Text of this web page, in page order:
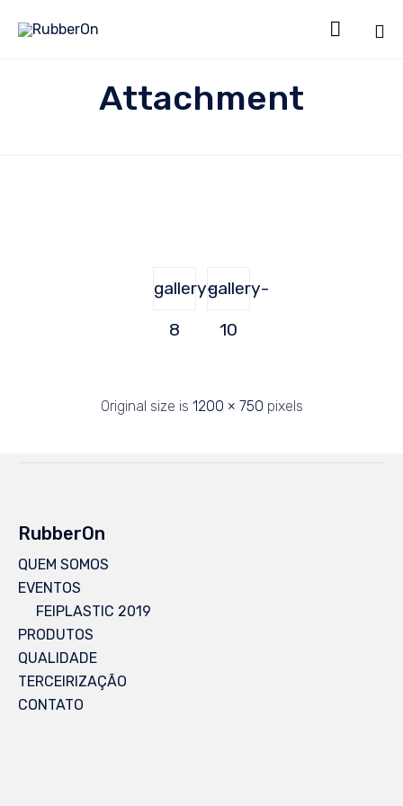

Attachment
gallery-
8
gallery-
10
Original size is 1200 × 750 pixels
RubberOn
QUEM SOMOS
EVENTOS
FEIPLASTIC 2019
PRODUTOS
QUALIDADE
TERCEIRIZAÇÃO
CONTATO